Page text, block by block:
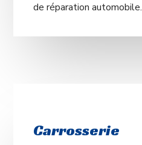
de réparation automobile.
Carrosserie